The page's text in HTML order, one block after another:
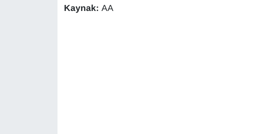
Kaynak: AA
POLİTİKA